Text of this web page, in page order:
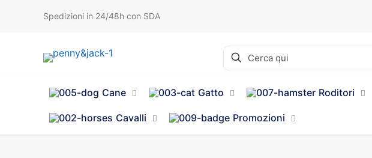
Spedizioni in 24/48h con SDA
Cane Gatto Roditori
Cavalli Promozioni